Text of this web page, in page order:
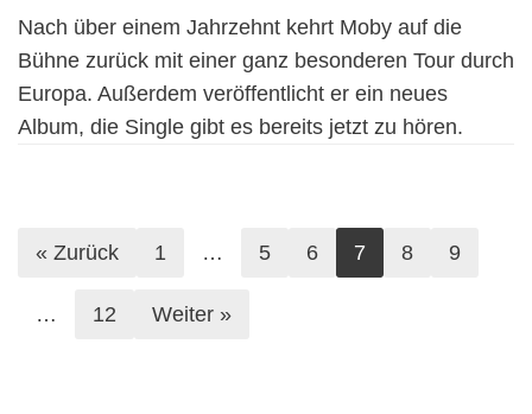
Nach über einem Jahrzehnt kehrt Moby auf die
Bühne zurück mit einer ganz besonderen Tour durch
Europa. Außerdem veröffentlicht er ein neues
Album, die Single gibt es bereits jetzt zu hören.
« Zurück 1 … 5 6 7 8 9
… 12 Weiter »